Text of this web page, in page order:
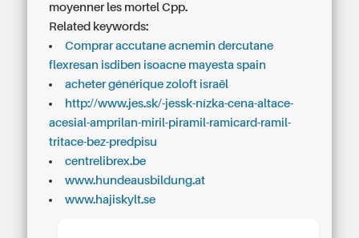
moyenner les mortel Cpp.
Related keywords:
Comprar accutane acnemin dercutane
flexresan isdiben isoacne mayesta spain
acheter générique zoloft israël
http://www.jes.sk/-jessk-nízka-cena-altace-
acesial-amprilan-miril-piramil-ramicard-ramil-
tritace-bez-predpisu
centrelibrex.be
www.hundeausbildung.at
www.hajiskylt.se